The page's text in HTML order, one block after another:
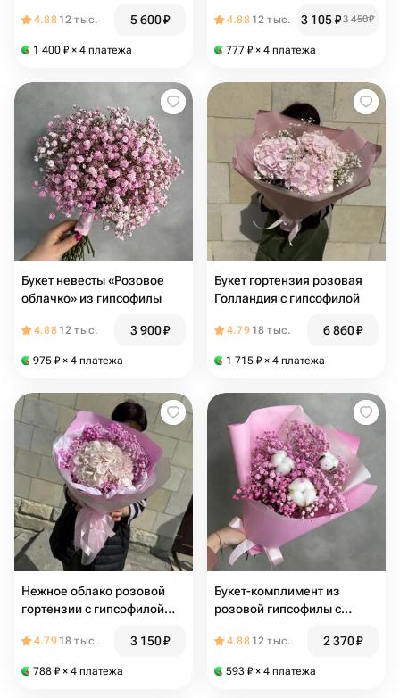
4.88 12 тыс. 5 600₽
1 400 ₽ × 4 платежа
4.88 12 тыс. 3 105₽3 450₽
777 ₽ × 4 платежа
Букет невесты «Розовое
облачко» из гипсофилы
4.88 12 тыс. 3 900₽
975 ₽ × 4 платежа
Букет гортензия розовая
Голландия с гипсофилой
4.79 18 тыс. 6 860₽
1 715 ₽ × 4 платежа
Нежное облако розовой
гортензии с гипсофилой
4.79 18 тыс. 3 150₽
788 ₽ × 4 платежа
Букет-комплимент из
розовой гипсофилы с
хлопком
4.88 12 тыс. 2 370₽
593 ₽ × 4 платежа